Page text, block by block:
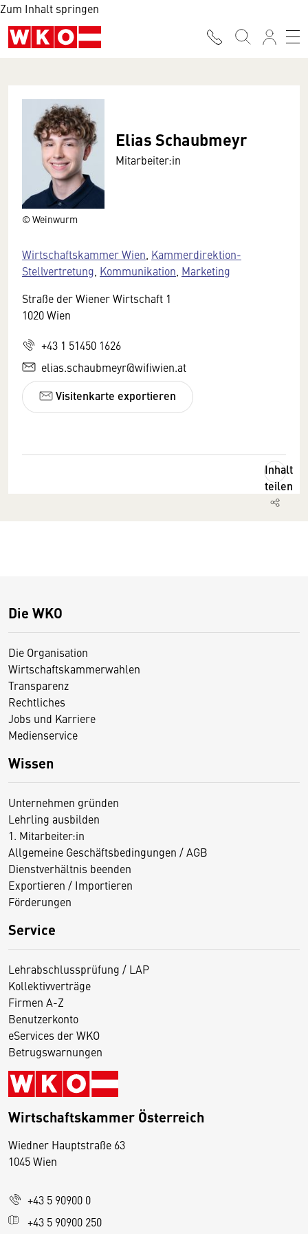
Zum Inhalt springen
© Weinwurm
Elias Schaubmeyr
Mitarbeiter:in
Wirtschaftskammer Wien Kammerdirektion-
Stellvertretung Kommunikation Marketing
Straße der Wiener Wirtschaft 1
1020 Wien
+43 1 51450 1626
elias.schaubmeyr@wifiwien.at
Visitenkarte exportieren
Inhalt
teilen
Die WKO
Die Organisation
Wirtschaftskammerwahlen
Transparenz
Rechtliches
Jobs und Karriere
Medienservice
Wissen
Unternehmen gründen
Lehrling ausbilden
1. Mitarbeiter:in
Allgemeine Geschäftsbedingungen / AGB
Dienstverhältnis beenden
Exportieren / Importieren
Förderungen
Service
Lehrabschlussprüfung / LAP
Kollektivverträge
Firmen A-Z
Benutzerkonto
eServices der WKO
Betrugswarnungen
Wirtschaftskammer Österreich
Wiedner Hauptstraße 63
1045 Wien
+43 5 90900 0
+43 5 90900 250
D
s
e